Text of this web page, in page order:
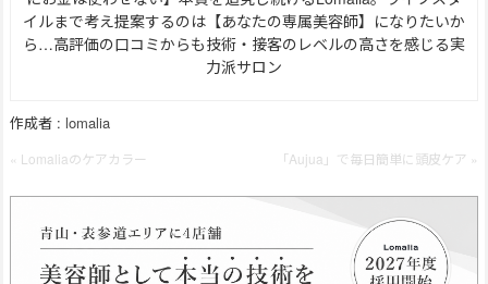
イルまで考え提案するのは【あなたの専属美容師】になりたいか
ら…高評価の口コミからも技術・接客のレベルの高さを感じる実
力派サロン
作成者 : lomalia
« Lomaliaのケアカラー 「Aujua」で毎日簡単に頭皮ケア »